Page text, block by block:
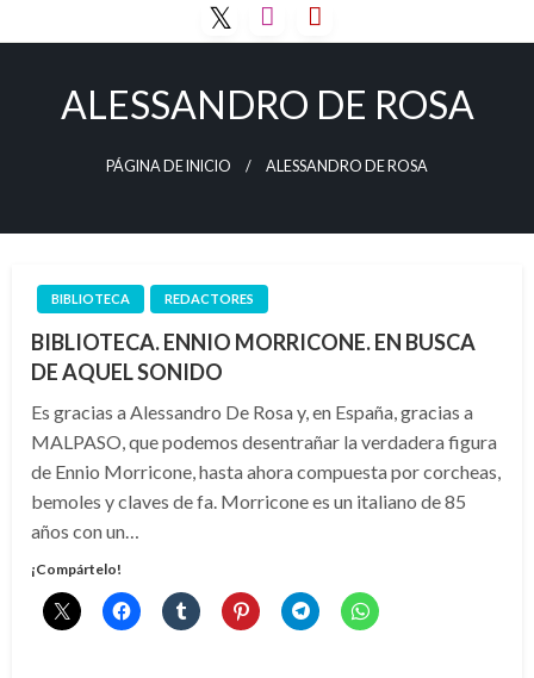
al
ALESSANDRO DE ROSA
PÁGINA DE INICIO ALESSANDRO DE ROSA
BIBLIOTECA REDACTORES
BIBLIOTECA. ENNIO MORRICONE. EN BUSCA
DE AQUEL SONIDO
Es gracias a Alessandro De Rosa y, en España, gracias a
MALPASO, que podemos desentrañar la verdadera figura
de Ennio Morricone, hasta ahora compuesta por corcheas,
bemoles y claves de fa. Morricone es un italiano de 85
años con un…
¡Compártelo!